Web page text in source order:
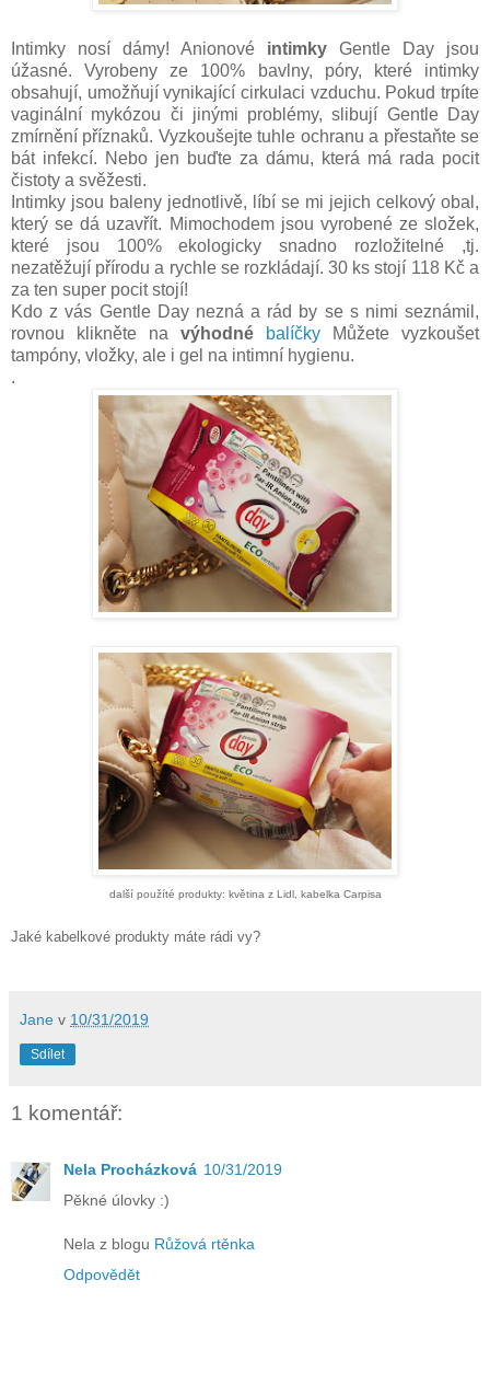
Intimky nosí dámy! Anionové intimky Gentle Day jsou
úžasné. Vyrobeny ze 100% bavlny, póry, které intimky
obsahují, umožňují vynikající cirkulaci vzduchu. Pokud trpíte
vaginální mykózou či jinými problémy, slibují Gentle Day
zmírnění příznaků. Vyzkoušejte tuhle ochranu a přestaňte se
bát infekcí. Nebo jen buďte za dámu, která má rada pocit
čistoty a svěžesti.
Intimky jsou baleny jednotlivě, líbí se mi jejich celkový obal,
který se dá uzavřít. Mimochodem jsou vyrobené ze složek,
které jsou 100% ekologicky snadno rozložitelné ,tj.
nezatěžují přírodu a rychle se rozkládají. 30 ks stojí 118 Kč a
za ten super pocit stojí!
Kdo z vás Gentle Day nezná a rád by se s nimi seznámil,
rovnou klikněte na výhodné balíčky Můžete vyzkoušet
tampóny, vložky, ale i gel na intimní hygienu.
.
další použíté produkty: květina z Lidl, kabelka Carpisa
Jaké kabelkové produkty máte rádi vy?
Jane v 10/31/2019
Sdílet
1 komentář:
Nela Procházková 10/31/2019
Pěkné úlovky :)
Nela z blogu Růžová rtěnka
Odpovědět